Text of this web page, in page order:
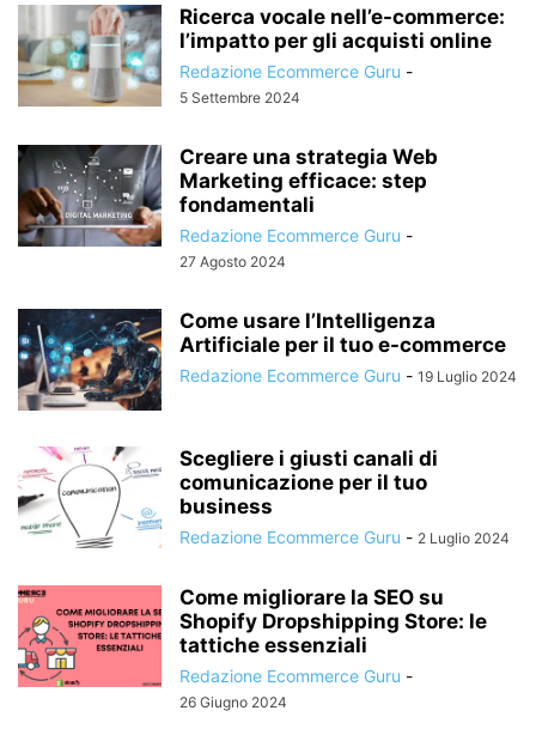
Ricerca vocale nell’e-commerce:
l’impatto per gli acquisti online
Redazione Ecommerce Guru -
5 Settembre 2024
Creare una strategia Web
Marketing efficace: step
fondamentali
Redazione Ecommerce Guru -
27 Agosto 2024
Come usare l’Intelligenza
Artificiale per il tuo e-commerce
Redazione Ecommerce Guru - 19 Luglio 2024
Scegliere i giusti canali di
comunicazione per il tuo
business
Redazione Ecommerce Guru - 2 Luglio 2024
Come migliorare la SEO su
Shopify Dropshipping Store: le
tattiche essenziali
Redazione Ecommerce Guru -
26 Giugno 2024